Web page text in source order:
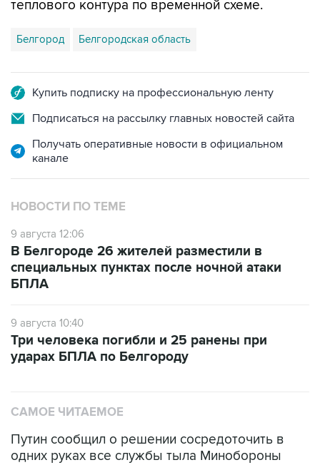
теплового контура по временной схеме.
Белгород Белгородская область
Купить подписку на профессиональную ленту
Подписаться на рассылку главных новостей сайта
Получать оперативные новости в официальном
канале
НОВОСТИ ПО ТЕМЕ
9 августа 12:06
В Белгороде 26 жителей разместили в
специальных пунктах после ночной атаки
БПЛА
9 августа 10:40
Три человека погибли и 25 ранены при
ударах БПЛА по Белгороду
САМОЕ ЧИТАЕМОЕ
Путин сообщил о решении сосредоточить в
одних руках все службы тыла Минобороны